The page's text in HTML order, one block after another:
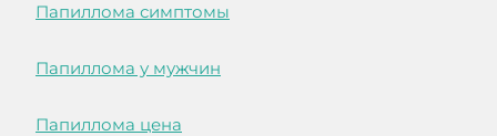
Папиллома симптомы
Папиллома у мужчин
Папиллома цена